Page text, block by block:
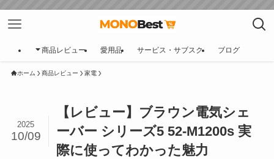
商品レビュー 愛用品 サービス・サブスク ブログ
ホーム 商品レビュー 家電
【レビュー】ブラウン電気シェ
ーバー シリーズ5 52-M1200s 実
際に使ってわかった魅力
2025
10/09